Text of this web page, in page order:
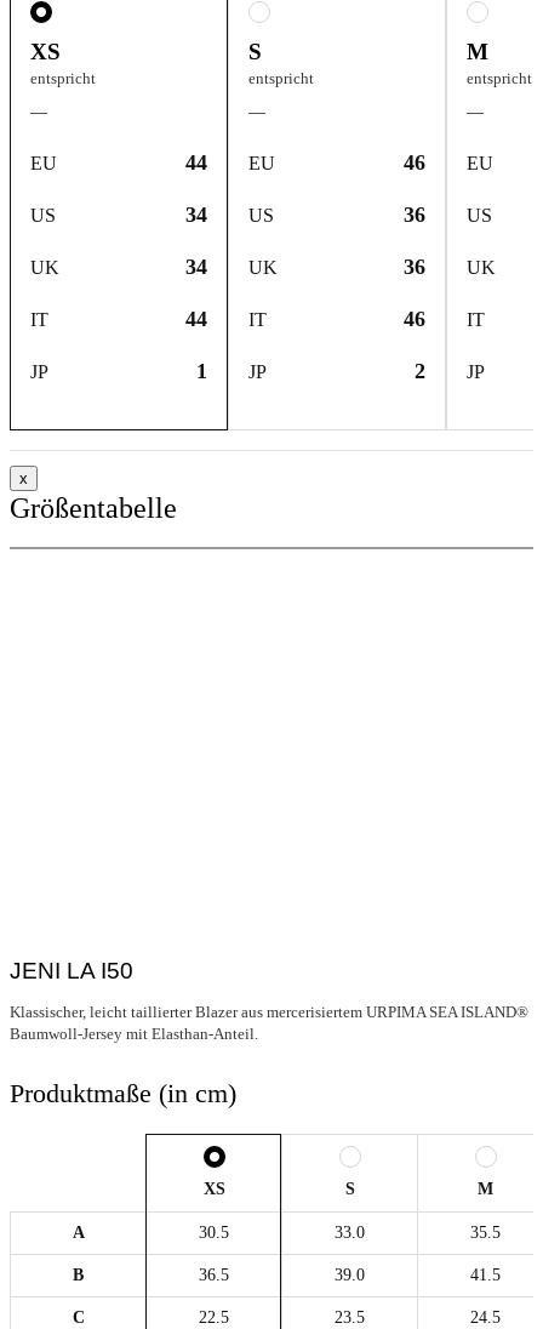
XS
entspricht
—
EU 44
US 34
UK 34
IT 44
JP 1
S
entspricht
—
EU 46
US 36
UK 36
IT 46
JP 2
M
entspricht
—
EU
US
UK
IT
JP
x
Größentabelle
JENI LA I50
Klassischer, leicht taillierter Blazer aus mercerisiertem URPIMA SEA ISLAND®
Baumwoll-Jersey mit Elasthan-Anteil.
Produktmaße (in cm)
XS S M
A 30.5 33.0 35.5
B 36.5 39.0 41.5
C 22.5 23.5 24.5